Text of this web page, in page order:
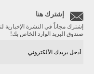
إشترك هنا
إشترك مجاناً في النشرة
صندوق البريد الوارد الخاص بك!